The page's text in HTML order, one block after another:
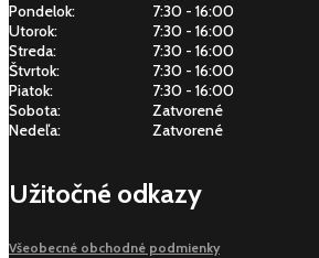
Pondelok:
7:30 - 16:00
Utorok:
7:30 - 16:00
Streda:
7:30 - 16:00
Štvrtok:
7:30 - 16:00
Piatok:
7:30 - 16:00
Sobota:
Zatvorené
Nedeľa:
Zatvorené
Užitočné odkazy
Všeobecné obchodné podmienky